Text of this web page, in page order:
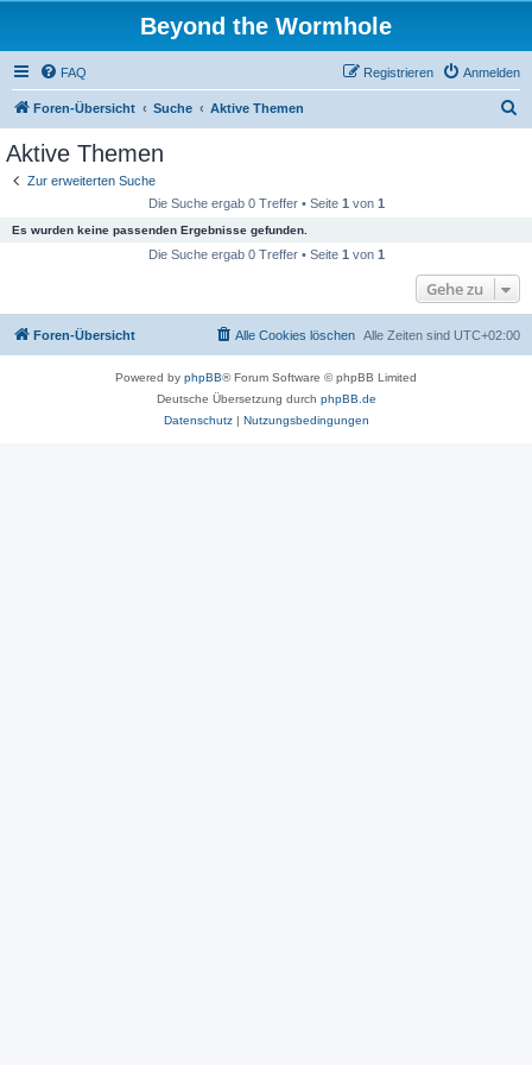
Beyond the Wormhole
FAQ Anmelden
Registrieren
Foren-Übersicht Suche Aktive Themen
Aktive Themen
Zur erweiterten Suche
Die Suche ergab 0 Treffer • Seite 1 von 1
Es wurden keine passenden Ergebnisse gefunden.
Die Suche ergab 0 Treffer • Seite 1 von 1
Gehe zu
Foren-Übersicht Alle Zeiten sind UTC+02:00
Alle Cookies löschen
Powered by phpBB® Forum Software © phpBB Limited
Deutsche Übersetzung durch phpBB.de
Datenschutz| Nutzungsbedingungen